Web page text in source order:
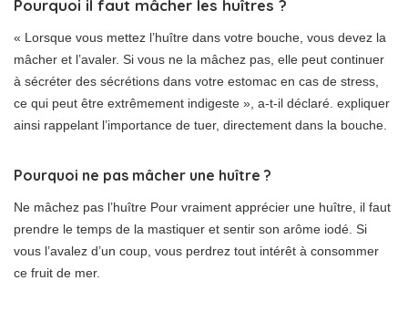
Pourquoi il faut mâcher les huîtres ?
« Lorsque vous mettez l’huître dans votre bouche, vous devez la
mâcher et l’avaler. Si vous ne la mâchez pas, elle peut continuer
à sécréter des sécrétions dans votre estomac en cas de stress,
ce qui peut être extrêmement indigeste », a-t-il déclaré. expliquer
ainsi rappelant l’importance de tuer, directement dans la bouche.
Pourquoi ne pas mâcher une huître ?
Ne mâchez pas l’huître Pour vraiment apprécier une huître, il faut
prendre le temps de la mastiquer et sentir son arôme iodé. Si
vous l’avalez d’un coup, vous perdrez tout intérêt à consommer
ce fruit de mer.